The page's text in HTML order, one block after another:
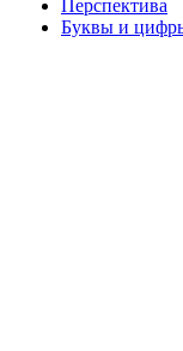
Перспектива
Буквы и